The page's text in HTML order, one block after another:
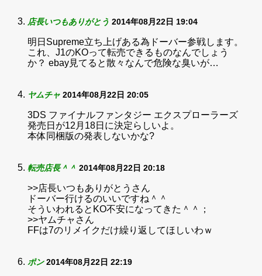
店長いつもありがとう 2014年08月22日 19:04
明日Supreme立ち上げある為ドーバー参戦します。
これ、J1のKOって転売できるものなんでしょう
か？ ebay見てると散々なんで危険な臭いが…
ヤムチャ 2014年08月22日 20:05
3DS ファイナルファンタジー エクスプローラーズ
発売日が12月18日に決定らしいよ。
本体同梱版の発表しないかな?
転売店長＾＾ 2014年08月22日 20:18
>>店長いつもありがとうさん
ドーバー行けるのいいですね＾＾
そういわれるとKO不安になってきた＾＾；
>>ヤムチャさん
FFは7のリメイクだけ繰り返してほしいわｗ
ポン 2014年08月22日 22:19